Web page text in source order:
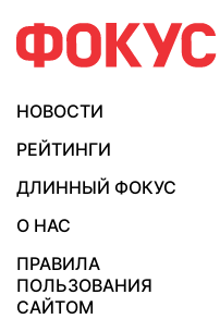
НОВОСТИ
РЕЙТИНГИ
ДЛИННЫЙ ФОКУС
О НАС
ПРАВИЛА
ПОЛЬЗОВАНИЯ
САЙТОМ